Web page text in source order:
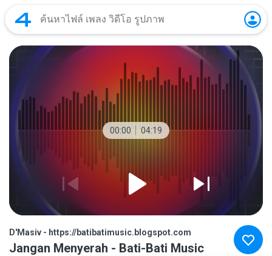
00:00 04:19
D'Masiv - https://batibatimusic.blogspot.com
Jangan Menyerah - Bati-Bati Music